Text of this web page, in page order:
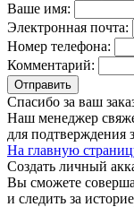
Ваше имя:
Электронная почта:
Номер телефона:
Комментарий:
Отправить
Спасибо за ваш
Наш менеджер
для подтверждения
На главную
Создать личный
Вы сможете
и следить за